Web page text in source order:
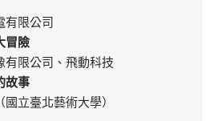
有限公司
冒險
有限公司、飛動科技
故事
立臺北藝術大學）